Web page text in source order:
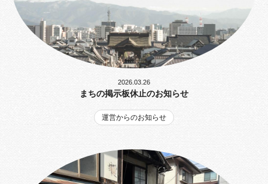
2026.03.26
まちの掲示板休止のお知らせ
運営からのお知らせ